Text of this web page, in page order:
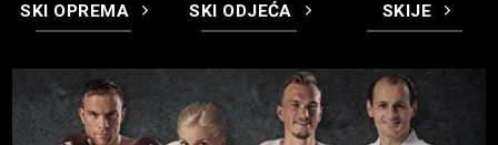
SKI OPREMA SKI ODJEĆA SKIJE